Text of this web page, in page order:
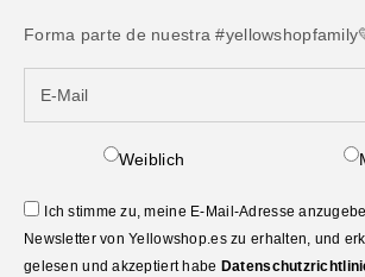
Forma parte de nuestra
Weiblich
Ich stimme zu, meine E-Mail-Adresse
Newsletter von Yellowshop.es zu erhalten, und
gelesen und akzeptiert habe